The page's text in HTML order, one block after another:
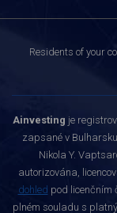
Residents of your
Ainvesting je
zapsané v
Nikola Y.
autorizována,
dohled pod licenčním
plném souladu s